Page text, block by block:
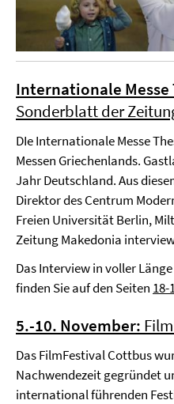
Internationale
Sonderblatt der
DIe Internationale Messe
Messen Griechenlands.
Jahr Deutschland. Aus
Direktor des Centrum
Freien Universität Berlin,
Zeitung Makedonia
Das Interview in voller
finden Sie auf den Seiten 18-
5.-10. November:
Das FilmFestival Cottbus
Nachwendezeit gegründet
international führenden